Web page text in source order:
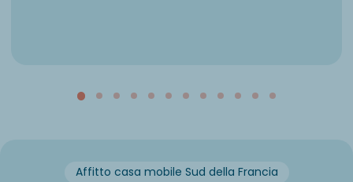
Affitto casa mobile Sud della Francia